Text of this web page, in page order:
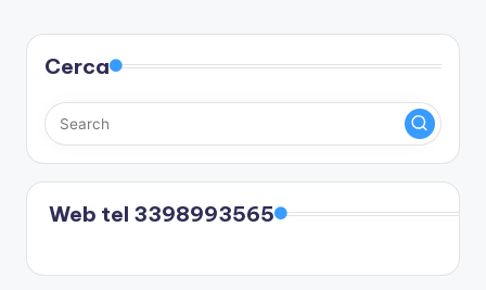
Cerca
Web tel 3398993565